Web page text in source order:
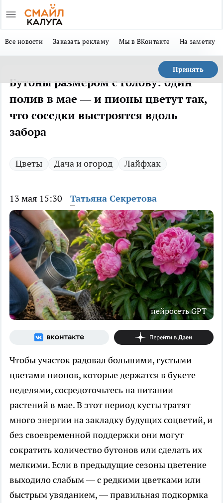
Все новости Заказать рекламу Мы в ВКонтакте На заметку
Принять
Бутоны размером с голову: один
полив в мае — и пионы цветут так,
что соседки выстроятся вдоль
забора
Цветы Дача и огород Лайфхак
13 мая 15:30 Татьяна Секретова
нейросеть GPT
Чтобы участок радовал большими, густыми
цветами пионов, которые держатся в букете
неделями, сосредоточьтесь на питании
растений в мае. В этот период кусты тратят
много энергии на закладку будущих соцветий, и
без своевременной поддержки они могут
сократить количество бутонов или сделать их
мелкими. Если в предыдущие сезоны цветение
выходило слабым — с редкими цветками или
быстрым увяданием, — правильная подкормка